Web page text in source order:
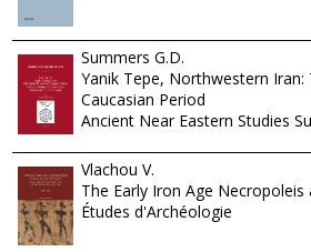
Summers G.D.
Yanik Tepe, Northwestern Iran:
Caucasian Period
Ancient Near Eastern Studies
Vlachou V.
The Early Iron Age
Études d'Archéologie